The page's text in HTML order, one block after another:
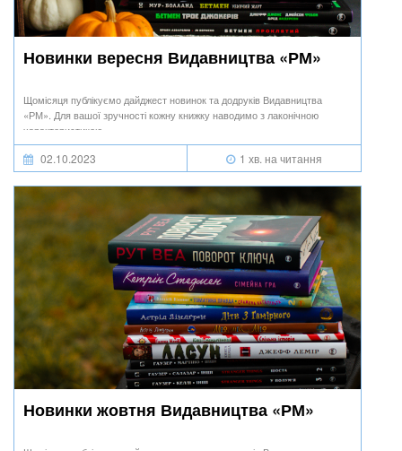
Новинки вересня Видавництва «РМ»
Щомісяця публікуємо дайджест новинок та додруків Видавництва
«РМ». Для вашої зручності кожну книжку наводимо з лаконічною
характеристикою.
02.10.2023 1 хв. на читання
Новинки жовтня Видавництва «РМ»